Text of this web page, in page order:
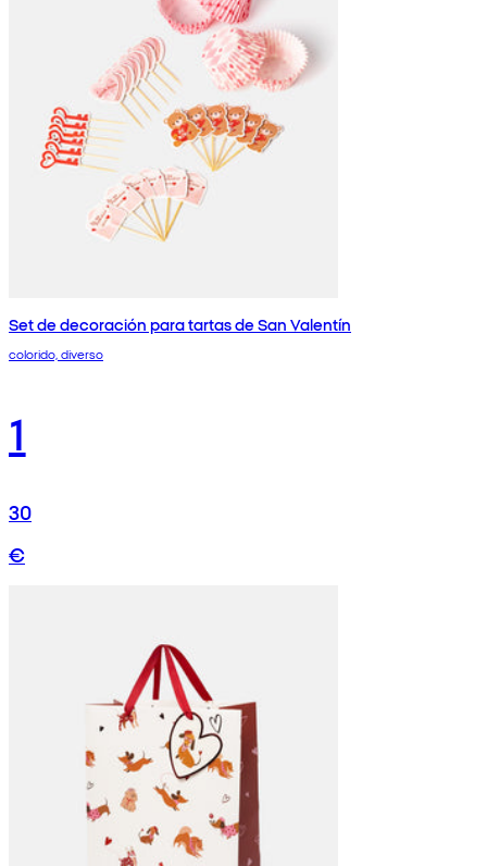
Set de decoración para tartas de San Valentín
colorido, diverso
1
30
€